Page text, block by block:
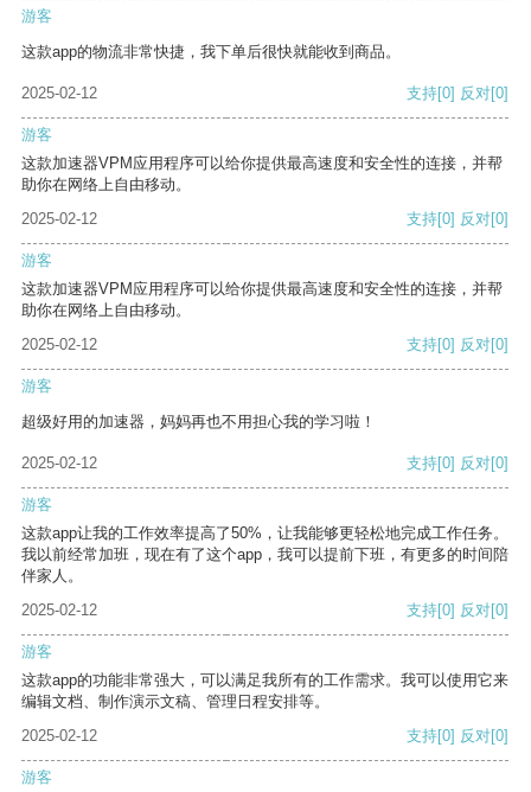
游客
这款app的物流非常快捷，我下单后很快就能收到商品。
2025-02-12 支持[0] 反对[0]
游客
这款加速器VPM应用程序可以给你提供最高速度和安全性的连接，并帮
助你在网络上自由移动。
2025-02-12
支持[0] 反对[0]
游客
这款加速器VPM应用程序可以给你提供最高速度和安全性的连接，并帮
助你在网络上自由移动。
2025-02-12
支持[0] 反对[0]
游客
超级好用的加速器，妈妈再也不用担心我的学习啦！
2025-02-12 支持[0] 反对[0]
游客
这款app让我的工作效率提高了50%，让我能够更轻松地完成工作任务。
我以前经常加班，现在有了这个app，我可以提前下班，有更多的时间陪
伴家人。
2025-02-12
支持[0] 反对[0]
游客
这款app的功能非常强大，可以满足我所有的工作需求。我可以使用它来
编辑文档、制作演示文稿、管理日程安排等。
2025-02-12
支持[0] 反对[0]
游客